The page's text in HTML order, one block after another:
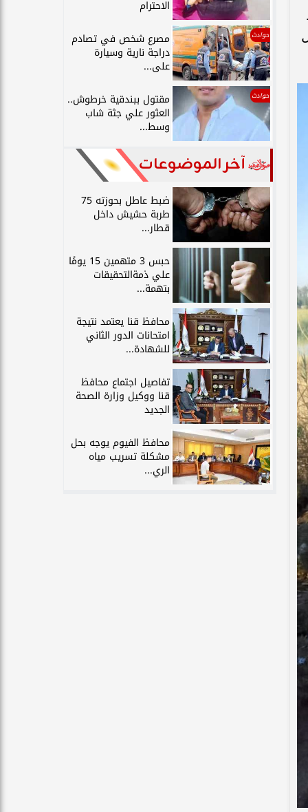
الاحترام
حوادث مصرع شخص في تصادم
دراجة نارية وسيارة
على...
حوادث مقتول ببندقية خرطوش..
العثور علي جثة شاب
وسط...
آخر الموضوعات
ضبط عاطل بحوزته 75
طربة حشيش داخل
قطار...
حبس 3 متهمين 15 يومًا
علي ذمةالتحقيقات
بتهمة...
محافظ قنا يعتمد نتيجة
امتحانات الدور الثاني
للشهادة...
تفاصيل اجتماع محافظ
قنا ووكيل وزارة الصحة
الجديد
محافظ الفيوم يوجه بحل
مشكلة تسريب مياه
الري...